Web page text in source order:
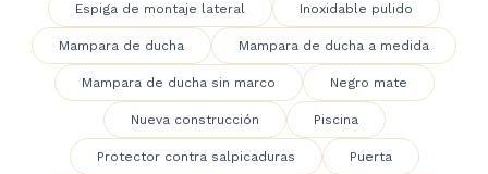
Espiga de montaje lateral Inoxidable pulido
Mampara de ducha Mampara de ducha a medida
Mampara de ducha sin marco Negro mate
Nueva construcción Piscina
Protector contra salpicaduras Puerta